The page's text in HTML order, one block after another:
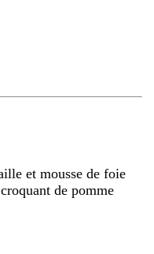
et mousse de foie
de pomme